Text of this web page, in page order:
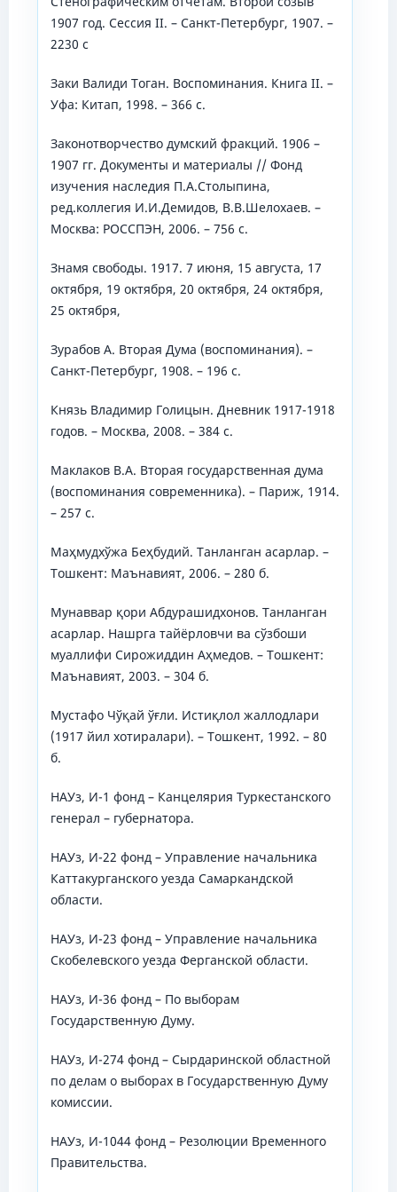
1907 год. Сессия II. – Санкт-Петербург, 1907. –
2230 с
Заки Валиди Тоган. Воспоминания. Книга II. –
Уфа: Китап, 1998. – 366 с.
Законотворчество думский фракций. 1906 –
1907 гг. Документы и материалы // Фонд
изучения наследия П.А.Столыпина,
ред.коллегия И.И.Демидов, В.В.Шелохаев. –
Москва: РОССПЭН, 2006. – 756 с.
Знамя свободы. 1917. 7 июня, 15 августа, 17
октября, 19 октября, 20 октября, 24 октября,
25 октября,
Зурабов А. Вторая Дума (воспоминания). –
Санкт-Петербург, 1908. – 196 с.
Князь Владимир Голицын. Дневник 1917-1918
годов. – Москва, 2008. – 384 с.
Маклаков В.А. Вторая государственная дума
(воспоминания современника). – Париж, 1914.
– 257 с.
Маҳмудхўжа Беҳбудий. Танланган асарлар. –
Тошкент: Маънавият, 2006. – 280 б.
Мунаввар қори Абдурашидхонов. Танланган
асарлар. Нашрга тайёрловчи ва сўзбоши
муаллифи Сирожиддин Аҳмедов. – Тошкент:
Маънавият, 2003. – 304 б.
Мустафо Чўқай ўғли. Истиқлол жаллодлари
(1917 йил хотиралари). – Тошкент, 1992. – 80
б.
НАУз, И-1 фонд – Канцелярия Туркестанского
генерал – губернатора.
НАУз, И-22 фонд – Управление начальника
Каттакурганского уезда Самаркандской
области.
НАУз, И-23 фонд – Управление начальника
Скобелевского уезда Ферганской области.
НАУз, И-36 фонд – По выборам
Государственную Думу.
НАУз, И-274 фонд – Сырдаринской областной
по делам о выборах в Государственную Думу
комиссии.
НАУз, И-1044 фонд – Резолюции Временного
Правительства.